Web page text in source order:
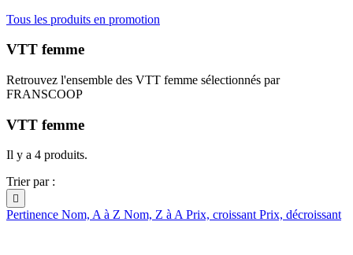
Tous les produits en promotion
VTT femme
Retrouvez l'ensemble des VTT femme sélectionnés par
FRANSCOOP
VTT femme
Il y a 4 produits.
Trier par :

Pertinence Nom, A à Z Nom, Z à APrix, croissantPrix, décroissant